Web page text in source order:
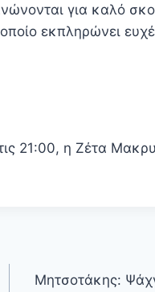
για καλό
εκπληρώνει
21:00, η Ζέτα
Μητσοτάκης: